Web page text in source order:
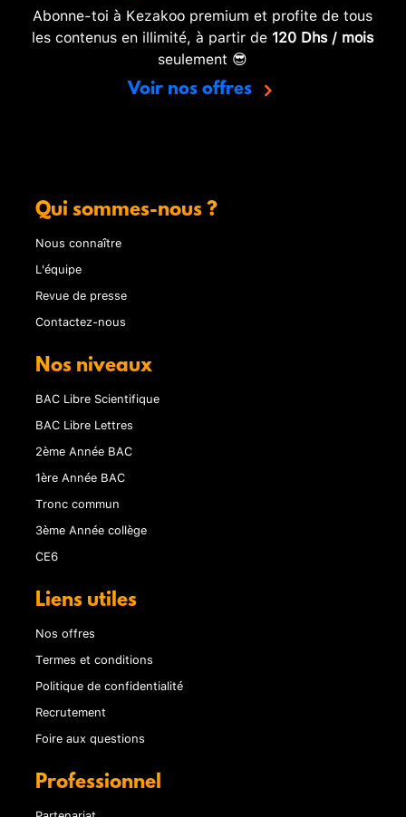
Abonne-toi à Kezakoo premium et profite de tous
les contenus en illimité, à partir de 120 Dhs / mois
seulement 😎
Voir nos offres
Qui sommes-nous ?
Nous connaître
L'équipe
Revue de presse
Contactez-nous
Nos niveaux
BAC Libre Scientifique
BAC Libre Lettres
2ème Année BAC
1ère Année BAC
Tronc commun
3ème Année collège
CE6
Liens utiles
Nos offres
Termes et conditions
Politique de confidentialité
Recrutement
Foire aux questions
Professionnel